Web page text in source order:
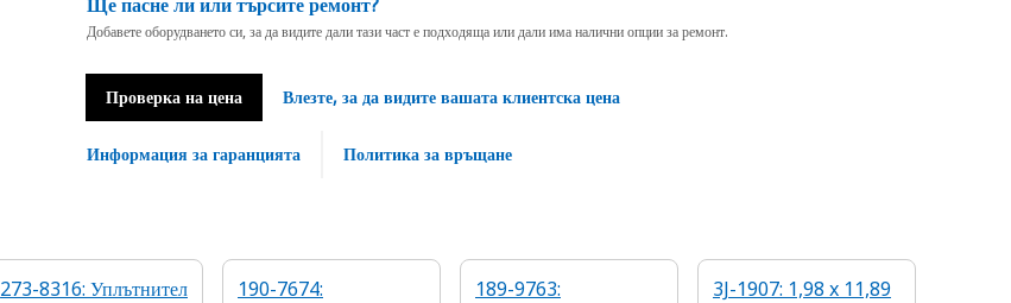
Добавете оборудването си, за да видите дали тази част е подходяща или дали има налични опции за ремонт.
Проверка на цена Влезте, за да видите вашата клиентска цена
Информация за гаранцията Политика за връщане
273-8316: Уплътнител
190-7674:
189-9763:
3J-1907: 1,98 x 11,89